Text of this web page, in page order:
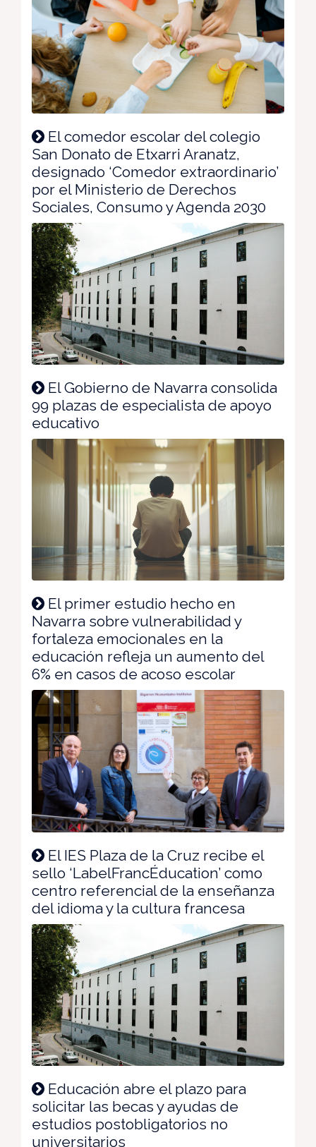
El comedor escolar del colegio
San Donato de Etxarri Aranatz,
designado ‘Comedor extraordinario’
por el Ministerio de Derechos
Sociales, Consumo y Agenda 2030
El Gobierno de Navarra consolida
99 plazas de especialista de apoyo
educativo
El primer estudio hecho en
Navarra sobre vulnerabilidad y
fortaleza emocionales en la
educación refleja un aumento del
6% en casos de acoso escolar
El IES Plaza de la Cruz recibe el
sello ‘LabelFrancÉducation’ como
centro referencial de la enseñanza
del idioma y la cultura francesa
Educación abre el plazo para
solicitar las becas y ayudas de
estudios postobligatorios no
universitarios